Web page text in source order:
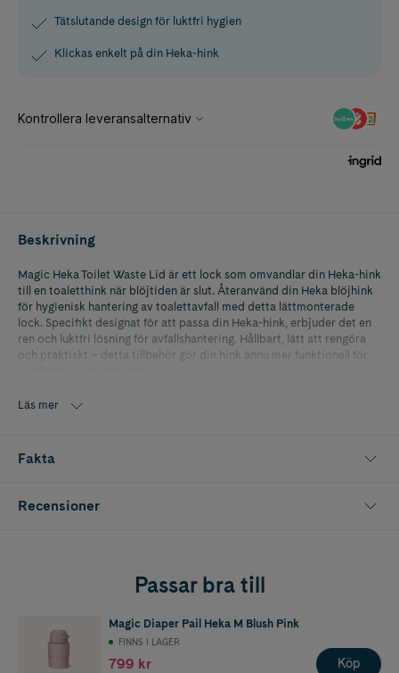
Tätslutande design för luktfri hygien
Klickas enkelt på din Heka-hink
Beskrivning
Magic Heka Toilet Waste Lid är ett lock som omvandlar din Heka-hink
till en toaletthink när blöjtiden är slut. Återanvänd din Heka blöjhink
för hygienisk hantering av toalettavfall med detta lättmonterade
lock. Specifikt designat för att passa din Heka-hink, erbjuder det en
ren och luktfri lösning för avfallshantering. Hållbart, lätt att rengöra
och praktiskt – detta tillbehör gör din hink ännu mer funktionell för
Läs mer
Fakta
Recensioner
Passar bra till
Magic Diaper Pail Heka M Blush Pink
FINNS I LAGER
799 kr Köp